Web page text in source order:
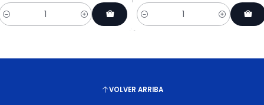
Cantidad
VOLVER ARRIBA